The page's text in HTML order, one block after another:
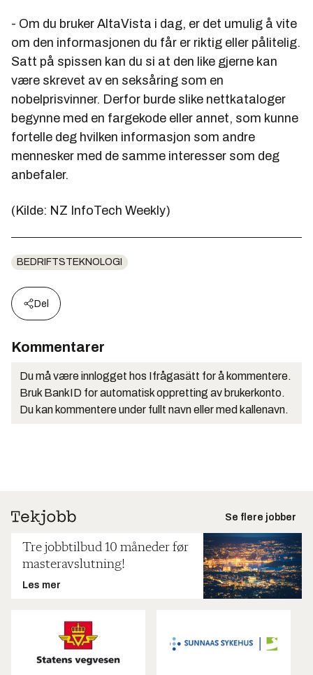
- Om du bruker AltaVista i dag, er det umulig å vite
om den informasjonen du får er riktig eller pålitelig.
Satt på spissen kan du si at den like gjerne kan
være skrevet av en seksåring som en
nobelprisvinner. Derfor burde slike nettkataloger
begynne med en fargekode eller annet, som kunne
fortelle deg hvilken informasjon som andre
mennesker med de samme interesser som deg
anbefaler.
(Kilde: NZ InfoTech Weekly)
BEDRIFTSTEKNOLOGI
Del
Kommentarer
Du må være innlogget hos Ifrågasätt for å kommentere.
Bruk BankID for automatisk oppretting av brukerkonto.
Du kan kommentere under fullt navn eller med kallenavn.
Se flere jobber
Tre jobbtilbud 10 måneder før
masteravslutning!
Les mer